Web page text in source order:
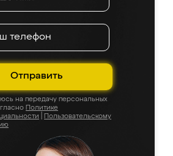
Отправить
на передачу персональных
Политике
Пользовательскому